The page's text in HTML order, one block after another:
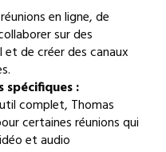
en ligne, de
sur des
de créer des canaux
spécifiques :
complet, Thomas
certaines réunions qui
et audio